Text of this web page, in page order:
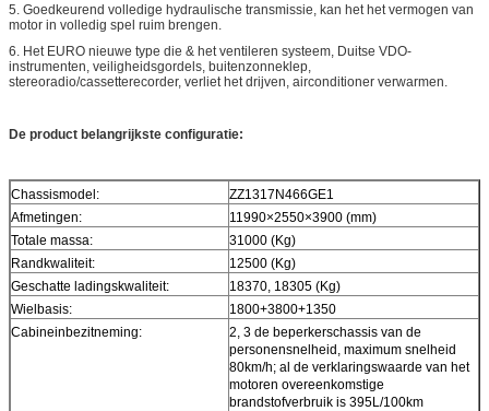
5. Goedkeurend volledige hydraulische transmissie, kan het het vermogen van
motor in volledig spel ruim brengen.
6. Het EURO nieuwe type die & het ventileren systeem, Duitse VDO-
instrumenten, veiligheidsgordels, buitenzonneklep,
stereoradio/cassetterecorder, verliet het drijven, airconditioner verwarmen.
De product belangrijkste configuratie:
Chassismodel:
ZZ1317N466GE1
Afmetingen:
11990×2550×3900 (mm)
Totale massa:
31000 (Kg)
Randkwaliteit:
12500 (Kg)
Geschatte ladingskwaliteit:
18370, 18305 (Kg)
Wielbasis:
1800+3800+1350
Cabineinbezitneming:
2, 3 de beperkerschassis van de
personensnelheid, maximum snelheid
80km/h; al de verklaringswaarde van het
motoren overeenkomstige
brandstofverbruik is 395L/100km